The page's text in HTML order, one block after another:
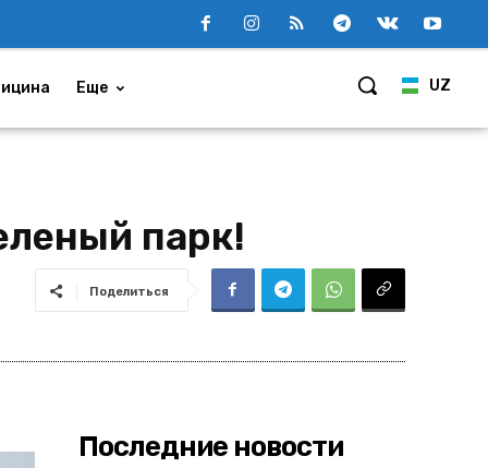
UZ
Еще
парк!
Поделиться
Последние новости